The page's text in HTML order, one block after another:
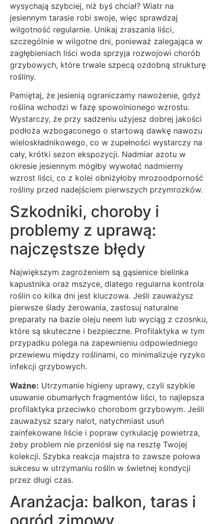
wysychają szybciej, niż byś chciał? Wiatr na
jesiennym tarasie robi swoje, więc sprawdzaj
wilgotność regularnie. Unikaj zraszania liści,
szczególnie w wilgotne dni, ponieważ zalegająca w
zagłębieniach liści woda sprzyja rozwojowi chorób
grzybowych, które trwale szpecą ozdobną strukturę
rośliny.
Pamiętaj, że jesienią ograniczamy nawożenie, gdyż
roślina wchodzi w fazę spowolnionego wzrostu.
Wystarczy, że przy sadzeniu użyjesz dobrej jakości
podłoża wzbogaconego o startową dawkę nawozu
wieloskładnikowego, co w zupełności wystarczy na
cały, krótki sezon ekspozycji. Nadmiar azotu w
okresie jesiennym mógłby wywołać nadmierny
wzrost liści, co z kolei obniżyłoby mrozoodporność
rośliny przed nadejściem pierwszych przymrozków.
Szkodniki, choroby i
problemy z uprawą:
najczęstsze błędy
Największym zagrożeniem są gąsienice bielinka
kapustnika oraz mszyce, dlatego regularna kontrola
roślin co kilka dni jest kluczowa. Jeśli zauważysz
pierwsze ślady żerowania, zastosuj naturalne
preparaty na bazie oleju neem lub wyciąg z czosnku,
które są skuteczne i bezpieczne. Profilaktyka w tym
przypadku polega na zapewnieniu odpowiedniego
przewiewu między roślinami, co minimalizuje ryzyko
infekcji grzybowych.
Ważne: Utrzymanie higieny uprawy, czyli szybkie
usuwanie obumarłych fragmentów liści, to najlepsza
profilaktyka przeciwko chorobom grzybowym. Jeśli
zauważysz szary nalot, natychmiast usuń
zainfekowane liście i popraw cyrkulację powietrza,
żeby problem nie przeniósł się na resztę Twojej
kolekcji. Szybka reakcja majstra to zawsze połowa
sukcesu w utrzymaniu roślin w świetnej kondycji
przez długi czas.
Aranżacja: balkon, taras i